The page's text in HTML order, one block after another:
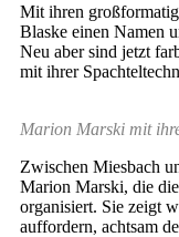
Mit ihren
Blaske einen Namen
Neu aber sind jetzt
mit ihrer
Marion Marski mit
Zwischen Miesbach
Marion Marski, die
organisiert. Sie zeigt
auffordern, achtsam